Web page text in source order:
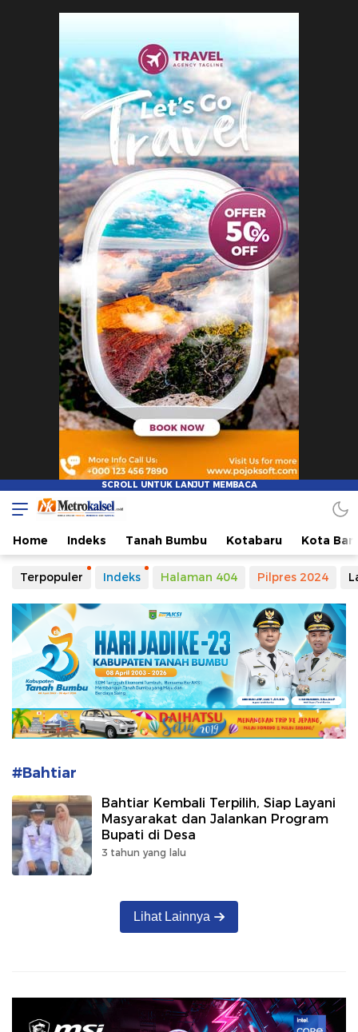
Metro Kalsel
Media Online Terkini, Faktual dan Mendidik
Home Indeks Tanah Bumbu Kotabaru Kota
Terpopuler Indeks Halaman 404 Pilpres 2024
#Bahtiar
Bahtiar Kembali Terpilih, Siap Layani
Masyarakat dan Jalankan Program
Bupati di Desa
3 tahun yang lalu
Lihat Lainnya